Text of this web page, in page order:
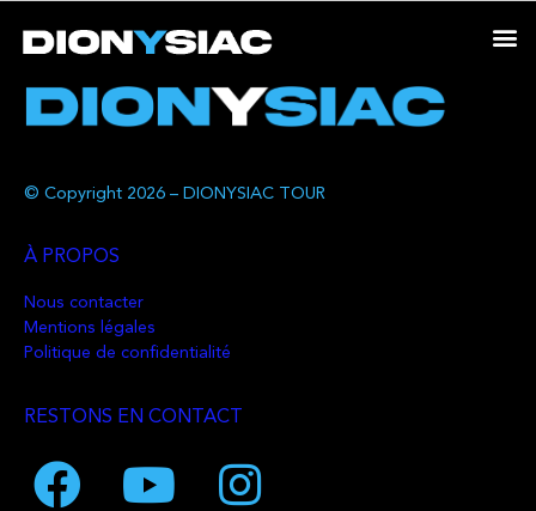
© Copyright 2026 – DIONYSIAC TOUR
À PROPOS
Nous contacter
Mentions légales
Politique de confidentialité
RESTONS EN CONTACT